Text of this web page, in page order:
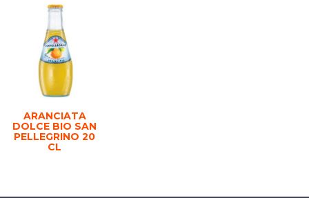
ARANCIATA
DOLCE BIO SAN
PELLEGRINO 20
CL